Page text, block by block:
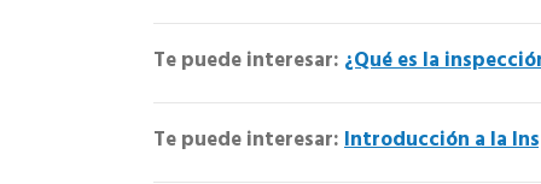
Te puede interesar: ¿Qué es la
Te puede interesar:Introducción a la